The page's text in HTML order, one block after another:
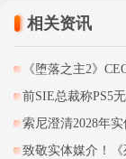
相关资讯
《堕落之主2》
前SIE总裁称PS5
索尼澄清2028年
致敬实体媒介！